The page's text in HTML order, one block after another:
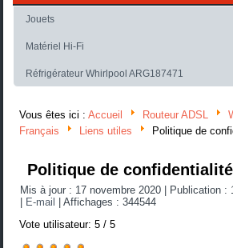
Jouets
Matériel Hi-Fi
Réfrigérateur Whirlpool ARG187471
Vous êtes ici :Accueil Routeur ADSL
Français
Liens utiles Politique de
Politique de confidentialité
Mis à jour : 17 novembre 2020 Publication :
E-mail |Affichages : 344544
Vote utilisateur:5 /5